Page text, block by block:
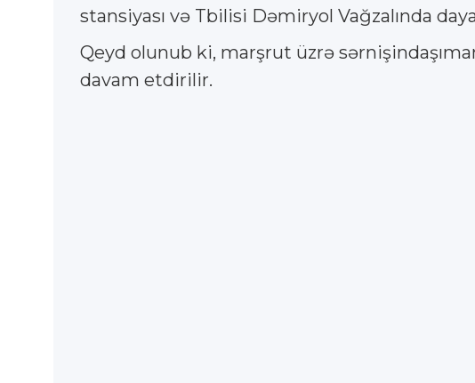
stansiyası və Tbilisi Dəmiryol Vağzalında
Qeyd olunub ki, marşrut üzrə
davam etdirilir.